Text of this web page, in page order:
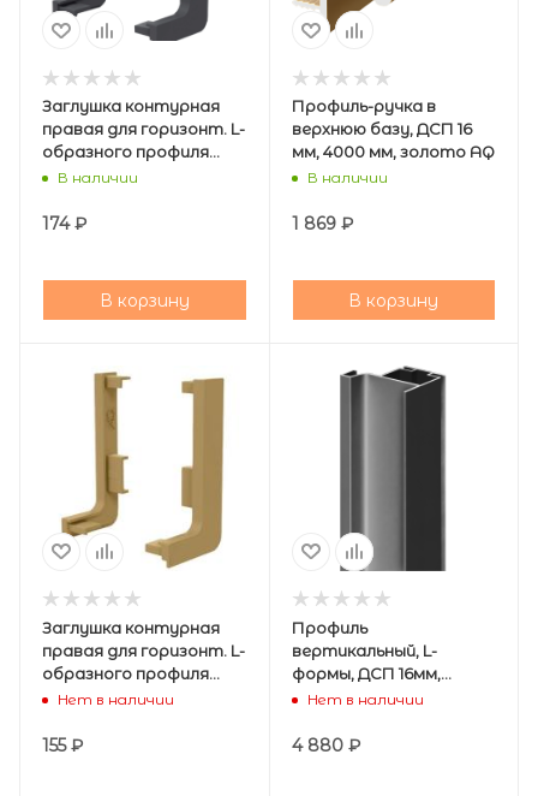
Заглушка контурная
правая для горизонт. L-
образного профиля
,графит, AQ
В наличии
174₽
В корзину
Профиль-ручка в
верхнюю базу, ДСП 16
мм, 4000 мм, золото AQ
В наличии
1 869₽
В корзину
Заглушка контурная
правая для горизонт. L-
образного профиля
,золото, AQ
Нет в наличии
155₽
Профиль
вертикальный, L-
формы, ДСП 16мм,
5000мм, графит, AQ
Нет в наличии
4 880₽